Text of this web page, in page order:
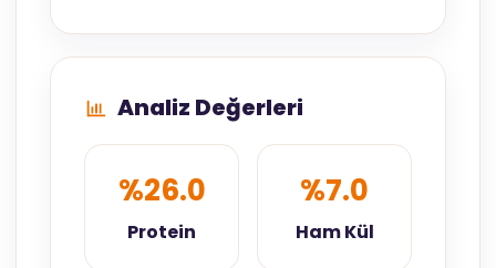
Analiz Değerleri
%26.0
Protein
%7.0
Ham Kül